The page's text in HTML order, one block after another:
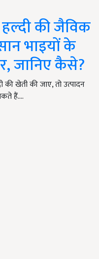
की जैविक
भाइयों के
जानिए कैसे?
खेती की जाए, तो उत्पादन
हैं.…